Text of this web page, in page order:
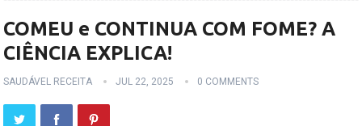
COMEU e CONTINUA COM FOME? A
CIÊNCIA EXPLICA!
SAUDÁVEL RECEITA JUL 22, 2025 0 COMMENTS